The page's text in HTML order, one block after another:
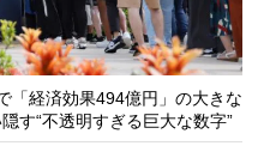
「経済効果494億円」の大きな
す“不透明すぎる巨大な数字”